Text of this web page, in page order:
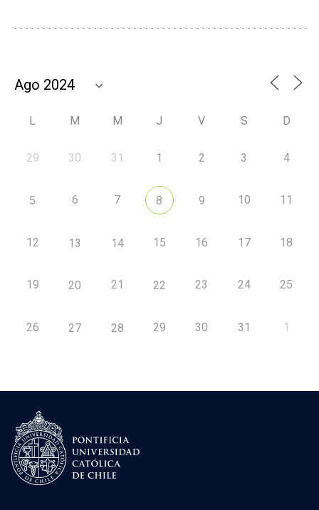
L M M J V S D
29 30 31 1 2 3 4
5 6 7 8 9 10 11
12 13 14 15 16 17 18
19 20 21 22 23 24 25
26 27 28 29 30 31 1